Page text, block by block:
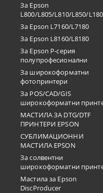
За Epson
L800/L805/L810/L850/
За Epson L7160/L7180
За Epson L8160/L8180
За Epson P-серия
полупрофесионални
За широкоформатни
фотопринтери
За POS/CAD/GIS
широкоформатни
МАСТИЛА ЗА DTG/DTF
ПРИНТЕРИ EPSON
СУБЛИМАЦИОННИ
МАСТИЛА EPSON
За солвентни
широкоформатни
Мастила за Epson
DiscProducer